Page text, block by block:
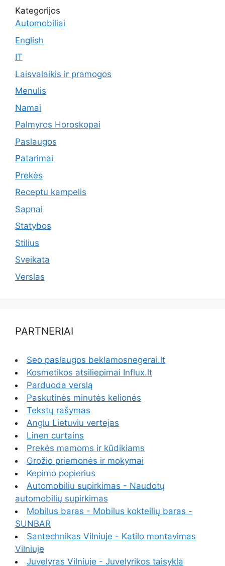
Kategorijos
Automobiliai
English
IT
Laisvalaikis ir pramogos
Menulis
Namai
Palmyros Horoskopai
Paslaugos
Patarimai
Prekės
Receptu kampelis
Sapnai
Statybos
Stilius
Sveikata
Verslas
PARTNERIAI
Seo paslaugos beklamosnegerai.lt
Kosmetikos atsiliepimai Influx.lt
Parduoda verslą
Paskutinės minutės kelionės
Tekstų rašymas
Anglu Lietuviu vertejas
Linen curtains
Prekės mamoms ir kūdikiams
Grožio priemonės ir mokymai
Kepimo popierius
Automobiliu supirkimas - Naudotų
automobilių supirkimas
Mobilus baras - Mobilus kokteilių baras -
SUNBAR
Santechnikas Vilniuje - Katilo montavimas
Vilniuje
Juvelyras Vilniuje - Juvelyrikos taisykla